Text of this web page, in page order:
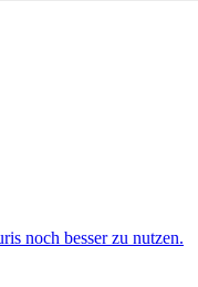
noch besser zu nutzen.